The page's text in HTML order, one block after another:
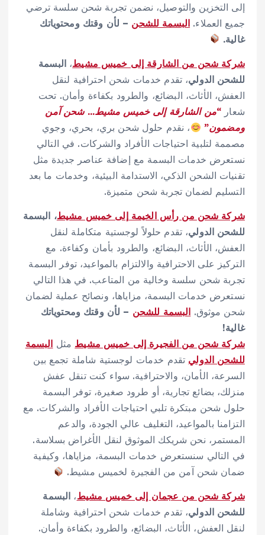
إلى التخزين والتوصيل، نضمن تجربة شحن سلسة ترضي
جميع العملاء. البسمة للشحن – لأن وقتك ومحتوياتك
غالية.
شركة شحن من الشارقة إلى خميس مشيط،البسمة
للشحن الدولي، تقدم خدمات شحن احترافية لنقل
العفش، الأثاث، البضائع، والطرود بكفاءة وأمان. تحت
شعار “من الشارقة إلى خميس مشيط… شحن آمن
ومضمون”
، نقدم حلول شحن بري، بحري، وجوي
مصممة لتلبية احتياجات الأفراد والشركات. في التالي
نستعرض خدمات البسمة مع إضافة عناصر جديدة مثل
تقنيات الشحن الذكي، الاستدامة البيئية، وخدمات ما بعد
التسليم لضمان تجربة شحن متميزة.
شركة شحن من رأس الخيمة إلى خميس مشيط، البسمة
للشحن الدولي، تقدم حلولاً لوجستية متكاملة لنقل
العفش، الأثاث، البضائع، والطرود بأمان وكفاءة. مع
التركيز على الاحترافية والالتزام بالمواعيد، توفر البسمة
تجربة شحن سلسة وخالية من المتاعب. في هذا التالي
نستعرض خدمات البسمة، مزاياها، ونصائح عملية لضمان
شحن موثوق. البسمة للشحن – لأن وقتك ومحتوياتك
غالية!
شركة شحن من الفجيرة إلى خميس مشيط مثل البسمة
للشحن الدولي تقدم خدمات لوجستية شاملة تجمع بين
السرعة، الأمان، والاحترافية. سواء كنت تنقل عفش
منزلك، بضائع تجارية، أو طرود صغيرة، توفر البسمة
حلول شحن مبتكرة تلبي احتياجات الأفراد والشركات. مع
التزامنا بالمواعيد، التغليف عالي الجودة، والدعم
المستمر، نحن شريكك الموثوق لنقل الأغراض بسلاسة.
في التالي سنستعرض خدمات البسمة، مزاياها، وكيفية
ضمان شحن آمن من الفجيرة لخميس مشيط.
شركة شحن من عجمان إلى خميس مشيط، البسمة
للشحن الدولي، تقدم خدمات شحن احترافية وشاملة
لنقل العفش، الأثاث، البضائع، والطرود بكفاءة وأمان.